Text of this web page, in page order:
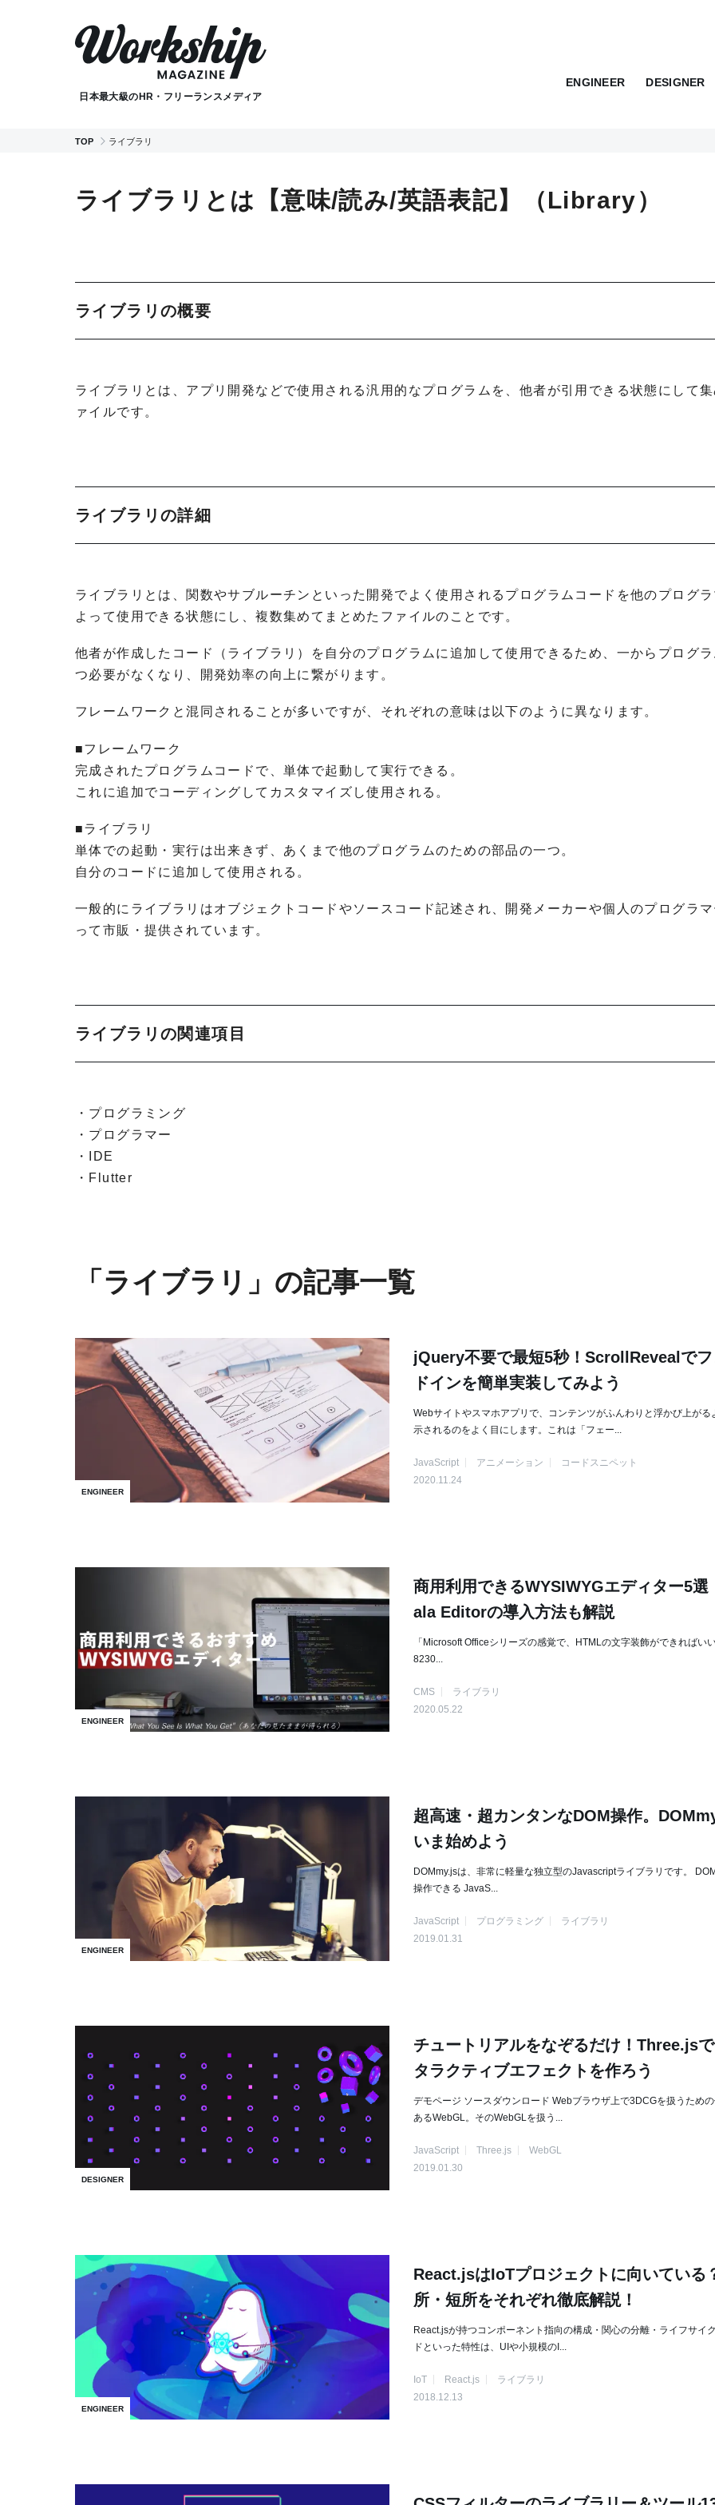
日本最大級のHR・フリーランスメディア
ENGINEER DESIGNER
TOP ライブラリ
ライブラリとは【意味/読み/英語表記】（Library）
ライブラリの概要
ライブラリとは、アプリ開発などで使用される汎用的なプログラムを、他者が引用できる状態にして集
ァイルです。
ライブラリの詳細
ライブラリとは、関数やサブルーチンといった開発でよく使用されるプログラムコードを他のプログラ
よって使用できる状態にし、複数集めてまとめたファイルのことです。
他者が作成したコード（ライブラリ）を自分のプログラムに追加して使用できるため、一からプログ
つ必要がなくなり、開発効率の向上に繋がります。
フレームワークと混同されることが多いですが、それぞれの意味は以下のように異なります。
■フレームワーク
完成されたプログラムコードで、単体で起動して実行できる。
これに追加でコーディングしてカスタマイズし使用される。
■ライブラリ
単体での起動・実行は出来きず、あくまで他のプログラムのための部品の一つ。
自分のコードに追加して使用される。
一般的にライブラリはオブジェクトコードやソースコード記述され、開発メーカーや個人のプログラマ
って市販・提供されています。
ライブラリの関連項目
・プログラミング
・プログラマー
・IDE
・Flutter
「ライブラリ」の記事一覧
ENGINEER
jQuery不要で最短5秒！ScrollRevealでフ
ドインを簡単実装してみよう
Webサイトやスマホアプリで、コンテンツがふんわりと浮かび上がる
示されるのをよく目にします。これは「フェー...
JavaScript アニメーション
コードスニペット
2020.11.24
ENGINEER
商用利用できるWYSIWYGエディター5選
ala Editorの導入方法も解説
「Microsoft Officeシリーズの感覚で、HTMLの文字装飾ができればい
8230...
CMS
ライブラリ
2020.05.22
ENGINEER
超高速・超カンタンなDOM操作。
いま始めよう
DOMmy.jsは、非常に軽量な独立型のJavascriptライブラリです。
操作できる JavaS...
JavaScript プログラミング
ライブラリ
2019.01.31
DESIGNER
チュートリアルをなぞるだけ！Three.js
タラクティブエフェクトを作ろう
デモページ ソースダウンロード Webブラウザ上で3DCGを扱うため
あるWebGL。そのWebGLを扱う...
JavaScript Three.js
WebGL
2019.01.30
ENGINEER
React.jsはIoTプロジェクトに向いている
所・短所をそれぞれ徹底解説！
React.jsが持つコンポーネント指向の構成・関心の分離・ライフサイ
ドといった特性は、UIや小規模のI...
IoT React.js
ライブラリ
2018.12.13